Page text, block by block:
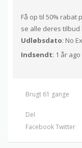
Få op til 50%
se alle deres tilbud
Udløbsdato: No
Indsendt: 1 år ago
Brugt 61 gange
Del
FacebookTwitter